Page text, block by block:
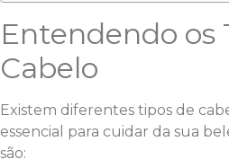
Entendendo os
Cabelo
Existem diferentes tipos de
essencial para cuidar da sua
são: